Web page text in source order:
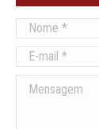
Nome *
E-mail *
Mensagem